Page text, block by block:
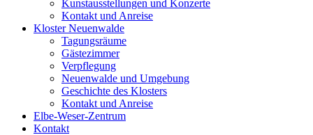
Kunstausstellungen und Konzerte
Kontakt und Anreise
Kloster Neuenwalde
Tagungsräume
Gästezimmer
Verpflegung
Neuenwalde und Umgebung
Geschichte des Klosters
Kontakt und Anreise
Elbe-Weser-Zentrum
Kontakt